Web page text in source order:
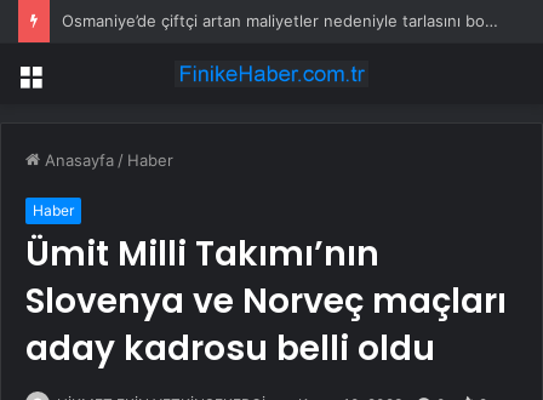
Osmaniye’de çiftçi artan maliyetler nedeniyle tarlasını boş bıraktı
Menü
Anasayfa / Haber
Haber
Ümit Milli Takımı’nın
Slovenya ve Norveç maçları
aday kadrosu belli oldu